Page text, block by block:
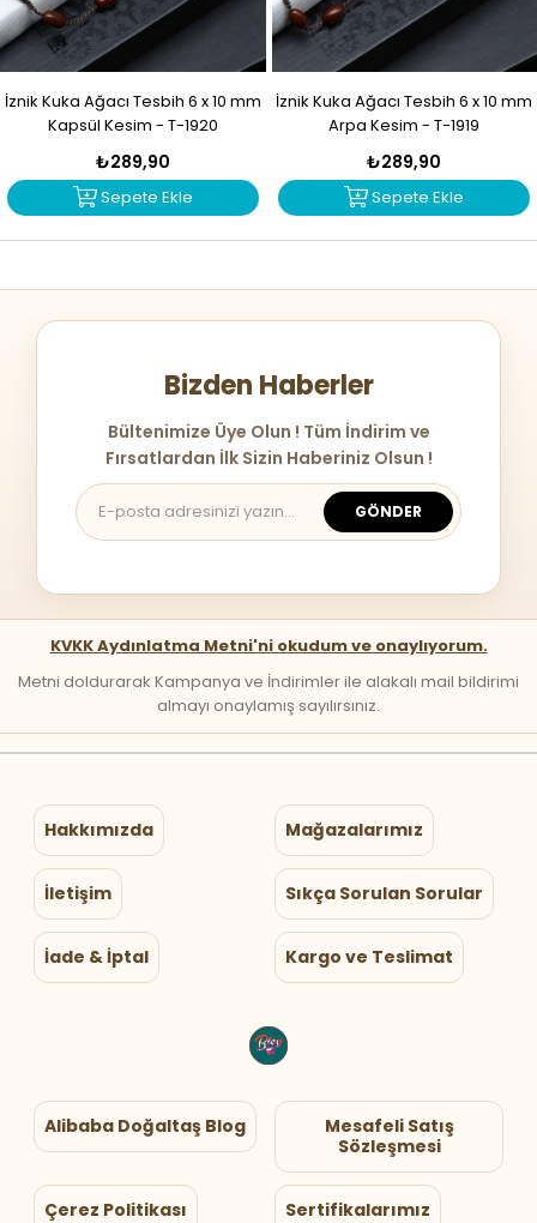
İznik Kuka Ağacı Tesbih 6 x 10 mm
Kapsül Kesim - T-1920
₺289,90
Sepete Ekle
İznik Kuka Ağacı Tesbih 6 x 10 mm
Arpa Kesim - T-1919
₺289,90
Sepete Ekle
Bizden Haberler
Bültenimize Üye Olun ! Tüm İndirim ve
Fırsatlardan İlk Sizin Haberiniz Olsun !
GÖNDER
KVKK Aydınlatma Metni'ni okudum ve onaylıyorum.
Metni doldurarak Kampanya ve İndirimler ile alakalı mail bildirimi
almayı onaylamış sayılırsınız.
Hakkımızda Mağazalarımız
İletişim Sıkça Sorulan Sorular
İade & İptal Kargo ve Teslimat
Alibaba Doğaltaş Blog
Mesafeli Satış
Sözleşmesi
Çerez Politikası Sertifikalarımız